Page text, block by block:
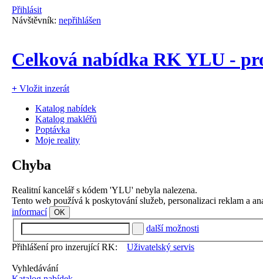
Přihlásit
Návštěvník: nepřihlášen
Celková nabídka RK YLU -
+ Vložit inzerát
Katalog nabídek
Katalog makléřů
Poptávka
Moje reality
Chyba
Realitní kancelář s kódem 'YLU' nebyla nalezena.
Tento web používá k poskytování služeb, personalizaci reklam a
informací
OK
další možnosti
Přihlášení pro inzerující RK:
Uživatelský servis
Vyhledávání